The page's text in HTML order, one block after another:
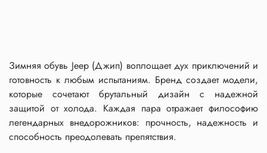
Зимняя обувь Jeep (Джип) воплощает дух приключений и
готовность к любым испытаниям. Бренд создает модели,
которые сочетают брутальный дизайн с надежной
защитой от холода. Каждая пара отражает философию
легендарных внедорожников: прочность, надежность и
способность преодолевать препятствия.